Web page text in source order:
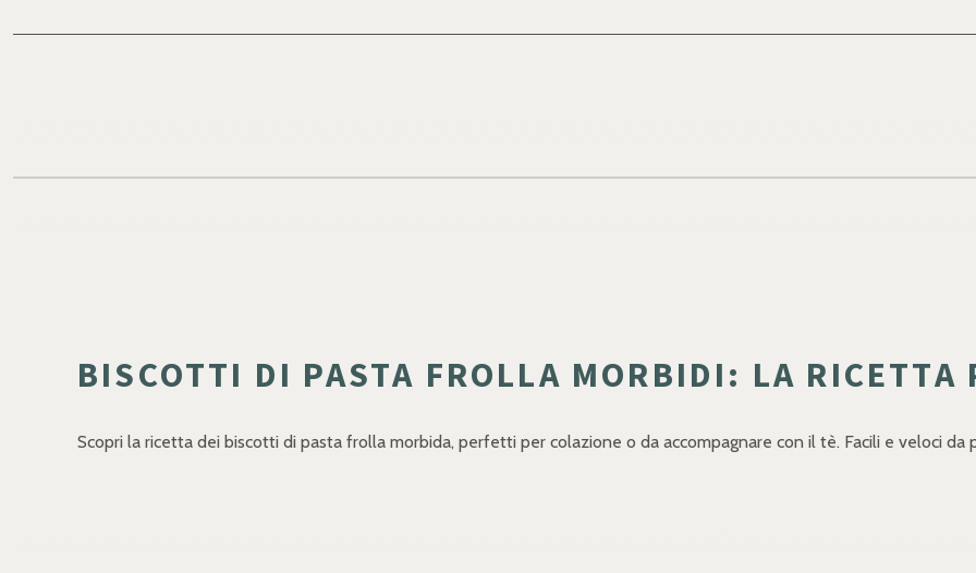
BISCOTTI DI PASTA FROLLA MORBIDI: LA RICETTA
Scopri la ricetta dei biscotti di pasta frolla morbida, perfetti per colazione o da accompagnare con il tè. Facili e veloci da